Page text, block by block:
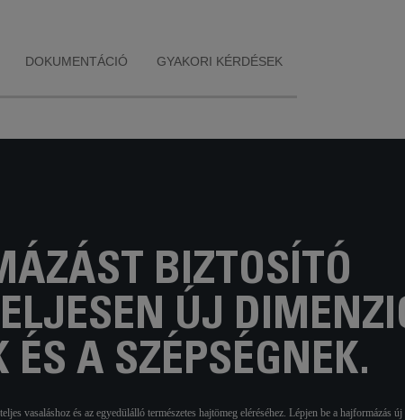
2021
védett haj érdekében.
DOKUMENTÁCIÓ GYAKORI KÉRDÉSEK
BIZTOSÍTÓ
ÚJ
A SZÉPSÉGNEK.
vasaláshoz és az egyedülálló természetes hajtömeg eléréséhez. Lépjen be a hajformázás